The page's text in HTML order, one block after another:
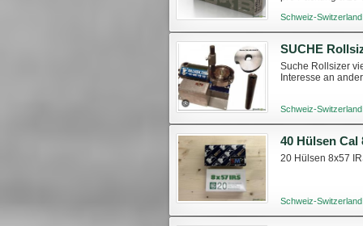
Schweiz-
SUCHE
Suche Rollsizer
Interesse an
Schweiz-
40 Hülsen Cal
20 Hülsen 8x57
Schweiz-